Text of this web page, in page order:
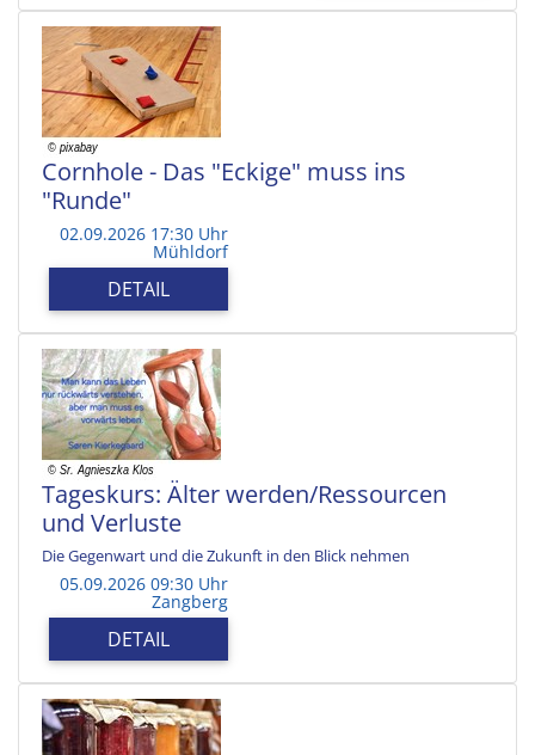
Cornhole - Das "Eckige" muss ins
"Runde"
02.09.2026 17:30 Uhr
Mühldorf
DETAIL
Tageskurs: Älter werden/Ressourcen
und Verluste
Die Gegenwart und die Zukunft in den Blick nehmen
05.09.2026 09:30 Uhr
Zangberg
DETAIL